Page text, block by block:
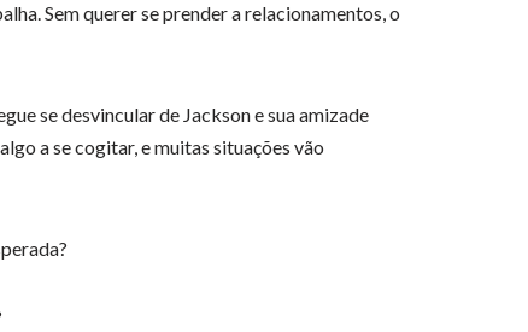
Sem querer se prender a relacionamentos, o
se desvincular de Jackson e sua amizade
a se cogitar, e muitas situações vão